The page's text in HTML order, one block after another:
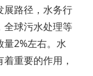
展路径，水务行
全球污水处理等
2%左右。水
重要的作用，